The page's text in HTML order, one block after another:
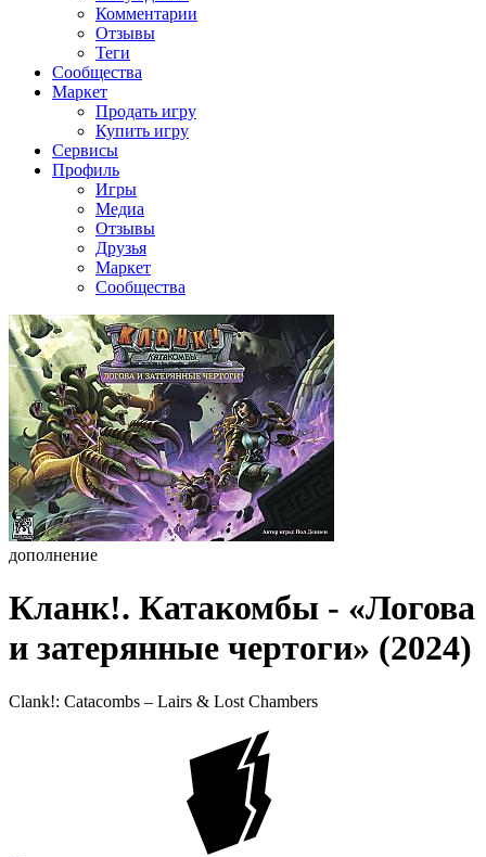
Комментарии
Отзывы
Теги
Сообщества
Маркет
Продать игру
Купить игру
Сервисы
Профиль
Игры
Медиа
Отзывы
Друзья
Маркет
Сообщества
дополнение
Кланк!. Катакомбы - «Логова
и затерянные чертоги» (2024)
Clank!: Catacombs – Lairs & Lost Chambers